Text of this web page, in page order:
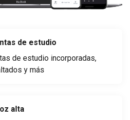
de estudio
de estudio incorporadas,
y más
alta